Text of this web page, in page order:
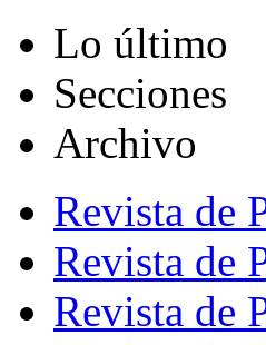
Lo último
Secciones
Archivo
Revista de
Revista de
Revista de